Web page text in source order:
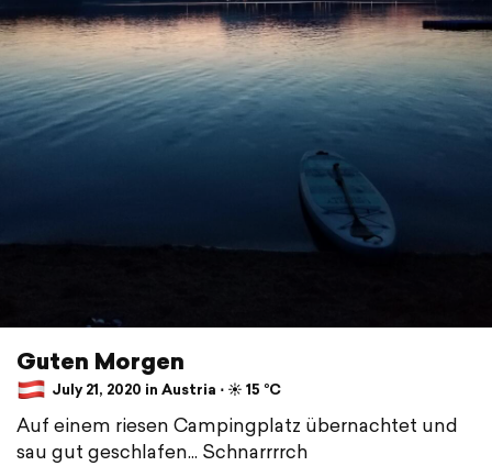
Guten Morgen
July 21, 2020 in Austria ⋅ ☀️ 15 °C
Auf einem riesen Campingplatz übernachtet und
sau gut geschlafen... Schnarrrrch